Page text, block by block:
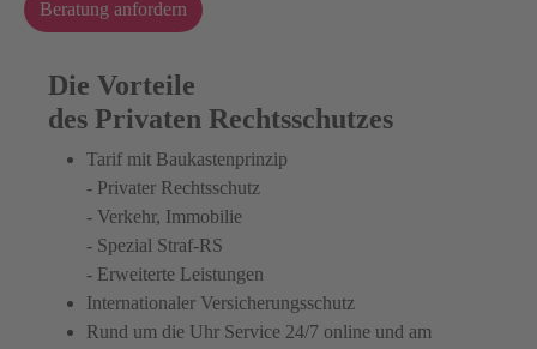
Beratung anfordern
Die Vorteile
des Privaten Rechtsschutzes
Tarif mit Baukastenprinzip
- Privater Rechtsschutz
- Verkehr, Immobilie
- Spezial Straf-RS
- Erweiterte Leistungen
Internationaler Versicherungsschutz
Rund um die Uhr Service 24/7 online und am